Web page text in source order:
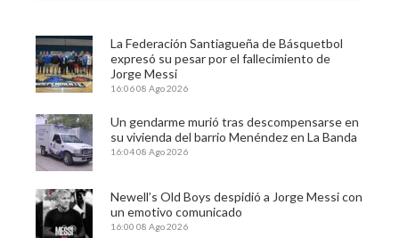
La Federación Santiagueña de Básquetbol
expresó su pesar por el fallecimiento de
Jorge Messi
16:0608 Ago 2026
Un gendarme murió tras descompensarse en
su vivienda del barrio Menéndez en La Banda
16:0408 Ago 2026
Newell’s Old Boys despidió a Jorge Messi con
un emotivo comunicado
16:00 08 Ago 2026